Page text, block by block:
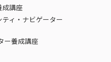
成講座
ィ・ナビゲーター
ー養成講座